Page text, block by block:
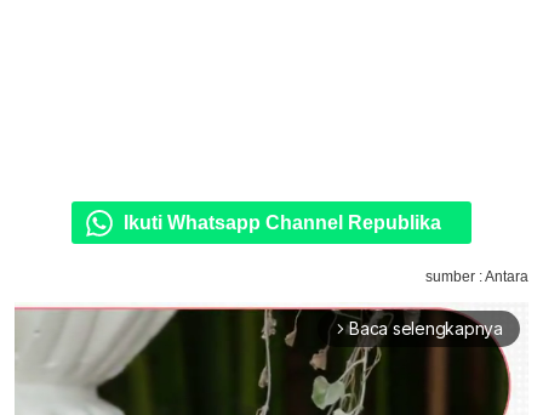
Ikuti Whatsapp Channel Republika
sumber : Antara
arrow_forward_ios Baca selengkapnya